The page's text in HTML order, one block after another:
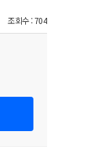
조회수 : 704